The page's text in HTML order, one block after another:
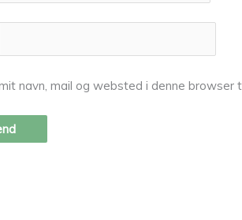
navn, mail og websted i denne